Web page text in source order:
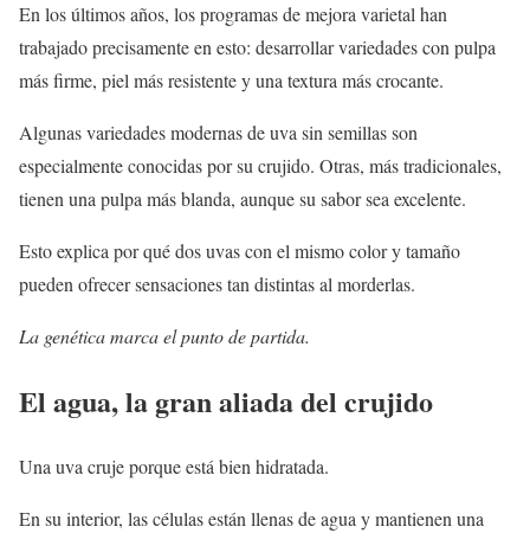
En los últimos años, los programas de mejora varietal han
trabajado precisamente en esto: desarrollar variedades con pulpa
más firme, piel más resistente y una textura más crocante.
Algunas variedades modernas de uva sin semillas son
especialmente conocidas por su crujido. Otras, más tradicionales,
tienen una pulpa más blanda, aunque su sabor sea excelente.
Esto explica por qué dos uvas con el mismo color y tamaño
pueden ofrecer sensaciones tan distintas al morderlas.
La genética marca el punto de partida.
El agua, la gran aliada del crujido
Una uva cruje porque está bien hidratada.
En su interior, las células están llenas de agua y mantienen una